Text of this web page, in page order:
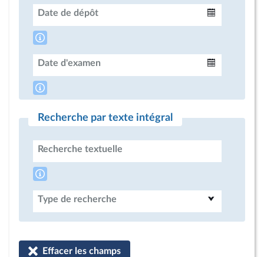
Date de dépôt
Date d'examen
Recherche par texte intégral
Recherche textuelle
Type de recherche
Effacer les champs